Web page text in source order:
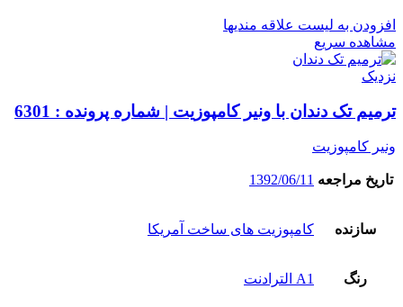
افزودن به لیست علاقه مندیها
مشاهده سریع
نزدیک
ترمیم تک دندان با ونیر کامپوزیت | شماره پرونده : 6301
ونیر کامپوزیت
تاریخ مراجعه 1392/06/11
سازنده کامپوزیت های ساخت آمریکا
رنگ A1 الترادنت